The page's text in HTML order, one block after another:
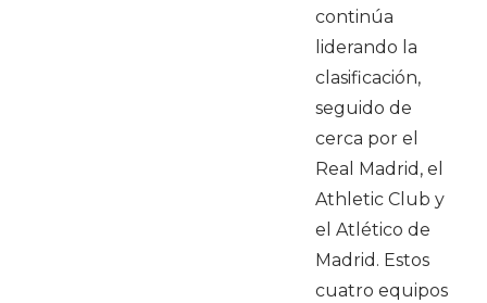
continúa
liderando la
clasificación,
seguido de
cerca por el
Real Madrid, el
Athletic Club y
el Atlético de
Madrid. Estos
cuatro equipos